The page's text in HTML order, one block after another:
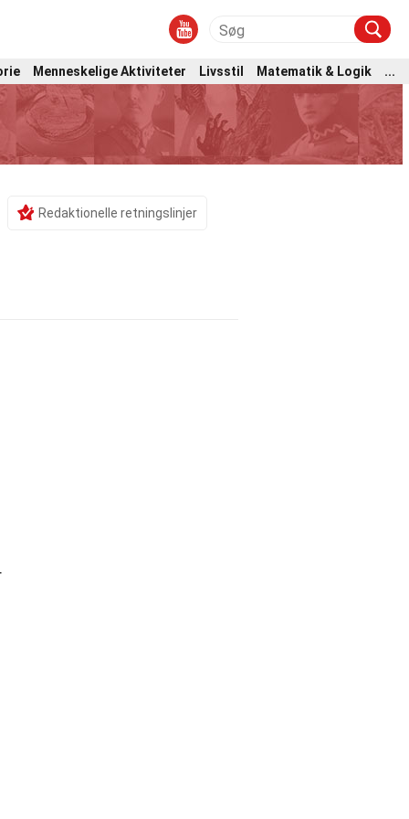
Menneskelige Aktiviteter Livsstil Matematik & Logik ...
Redaktionelle retningslinjer